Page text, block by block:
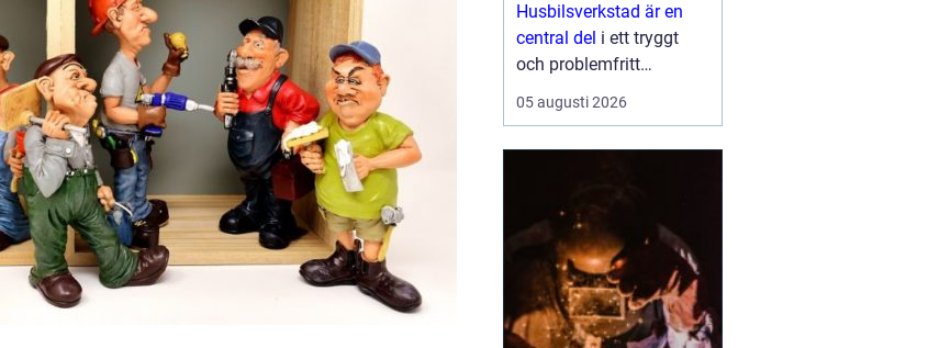
Husbilsverkstad är en
central del i ett tryggt
och problemfritt
husbilsliv. När en husbil
används som både
05 augusti 2026